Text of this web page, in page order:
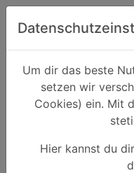
Um dir das beste
setzen wir
Cookies) ein. Mit
Hier kannst du
Schnäppchen